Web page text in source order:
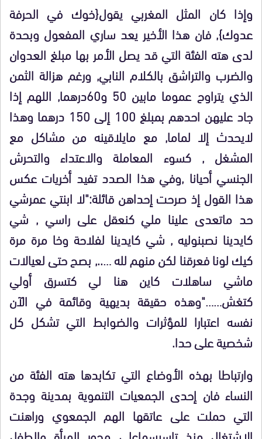
وإذا كان المثل المغربي يقول{خوك في الحرفة
عدوك}, فان هذا الأخير يعد ساري المفعول وبحدة
لدى هته الفئة التي قد يصل الأمر بها مبلغ العدوان
والضرب والتراشق بالكلام النابي, ورغم هزالة الثمن
الذي يتراوح عموما مابين 50 و60درهما, اللهم إذا
جاد عليهن احدهم بمبلغ 100 إلى 150 درهما وهذا
لايحدث إلا لماما, مع مايلاقينه من مشاكل مع
المشغل , كسوء المعاملة والاعتداء والتحرش
الجنسي أحيانا ,وفي هذا الصدد تفيد أخريات عكس
هذا القول إذ صرحت إحداهن قائلة:"لا ابنتي عمرشي
حد ماتعدى علينا ملي كنعقل على راسي , شي
كايدينا نصبنوليه , شي كايدينا لفلاحة وخا مرة مرة
كيك لونا فعرقنا لكن منهم لله ….., بصح حتى لعيالات
ماشي ساهلات كاين هنا لي كتسرق أولي
كتغش……"وهذه حقيقة بديهية وقائمة في الآن
نفسه اعتبارا للمؤثرات والضوابط التي تشكل كل
شخصية على حدا.
وارتباطا بهذه الأوضاع التي تكابدها هته الفئة من
النساء فان إحدى الجمعيات التنموية بمدينة وجدة
التي حملت على عاتقها الهم الجمعوي وراهنت